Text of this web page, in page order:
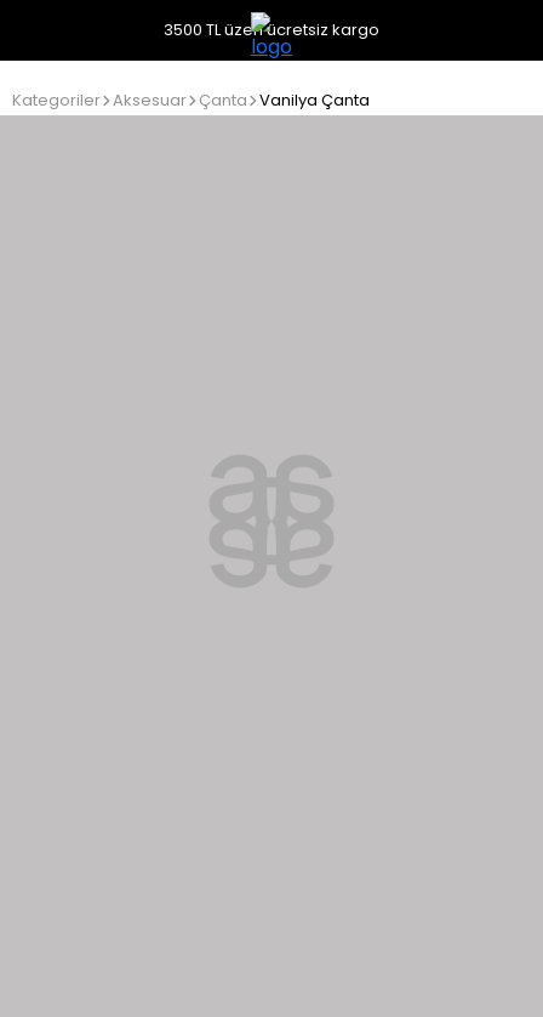
3500 TL üzeri ücretsiz kargo
Kategoriler Aksesuar Çanta Vanilya Çanta